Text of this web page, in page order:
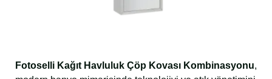
Fotoselli Kağıt Havluluk Çöp Kovası Kombinasyonu,